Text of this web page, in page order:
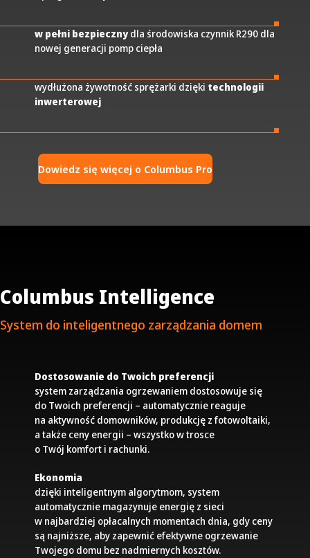
w pełni bezpiecznydla środowiska czynnik R290 dla
nowej generacji pomp ciepła
wydłużona żywotność sprężarki dzięki technologii
inwerterowej
Dowiedz się więcej o Columbus Pro
Columbus Intelligence
System do inteligentnego zarządzania domem
Dostosowanie do Twoich preferencji
system zarządzania ogrzewaniem dostosowuje się
do Twoich preferencji – automatycznie reaguje
na aktywność domowników, produkcję z fotowoltaiki,
a także ceny energii – wszystko w trosce
o Twój komfort i rachunki.
Ekonomia
dzięki inteligentnym algorytmom, system
automatycznie magazynuje energię z sieci
w najbardziej opłacalnych momentach dnia, gdy ceny
są najniższe, aby zapewnić efektywne ogrzewanie
Twojego domu bez nadmiernych kosztów.